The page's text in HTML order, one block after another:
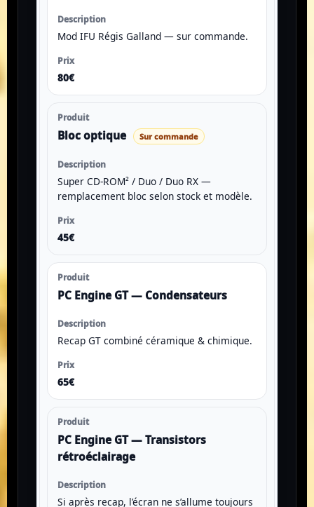
Mod IFU Régis Galland — sur commande.
80€
Bloc optique Sur commande
Super CD-ROM² / Duo / Duo RX —
remplacement bloc selon stock et modèle.
45€
PC Engine GT — Condensateurs
Recap GT combiné céramique & chimique.
65€
PC Engine GT — Transistors
rétroéclairage
Si après recap, l’écran ne s’allume toujours